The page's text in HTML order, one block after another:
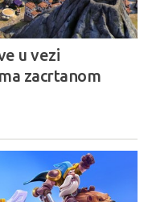
u vezi
zacrtanom